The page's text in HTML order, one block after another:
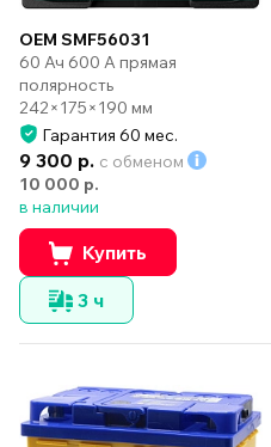
OEM SMF56031
60 Ач 600 А прямая
полярность
242×175×190 мм
Гарантия 60 мес.
9 300 р. с обменом
10 000 р.
в наличии
Купить
3 ч